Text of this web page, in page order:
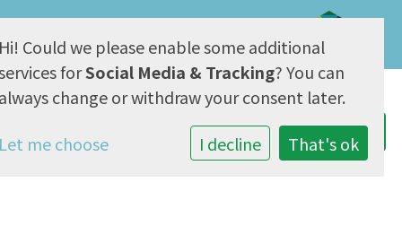
AVG & Privacy
Could we please enable some additional
forSocial Media & Tracking? You can
change or withdraw your consent later.
me choose
I decline That's ok